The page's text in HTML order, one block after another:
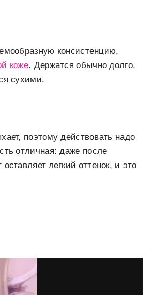
консистенцию,
коже. Держатся обычно долго,
сухими.
поэтому действовать надо
отличная: даже после
легкий оттенок, и это